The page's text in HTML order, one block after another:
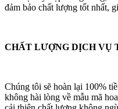
đảm bảo chất lượng tốt nhất,
CHẤT LƯỢNG DỊCH VỤ
Chúng tôi sẽ hoàn lại 100%
không hài lòng về mẫu mã